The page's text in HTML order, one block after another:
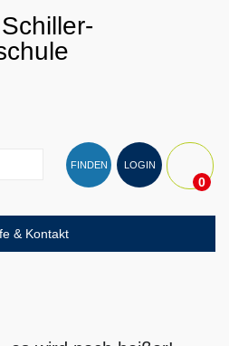
0
LOGIN
FINDEN
& Kontakt